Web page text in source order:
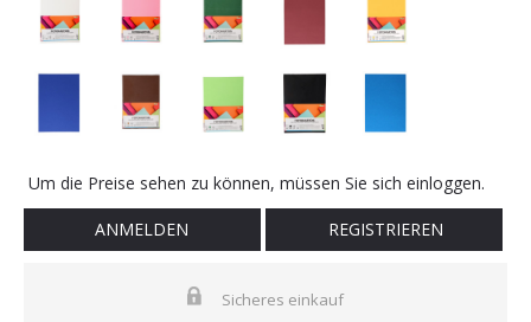
Um die Preise sehen zu können, müssen Sie sich einloggen.
ANMELDEN REGISTRIEREN
Sicheres einkauf